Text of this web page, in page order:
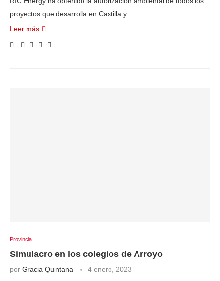
proyectos que desarrolla en Castilla y…
Leer más
Provincia
Simulacro en los colegios de Arroyo
por Gracia Quintana 4 enero, 2023